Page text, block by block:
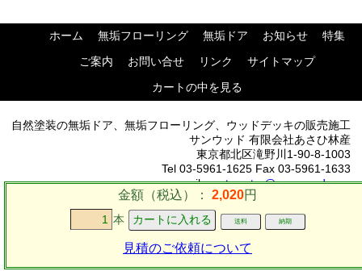
金額（税込）： 2,020円
本 送料 納期
見積のご依頼について
ホーム 無垢フローリング 無垢ドア お知らせ
特集
ご案内
お問い合せ リンク
サイトマップ
カートの中を見る
自然塗装の無垢ドア、無垢フローリング、ウッドデッキの販売施工
サンウッド 有限会社あさひ林産
東京都北区滝野川1-90-8-1003
Tel 03-5961-1625 Fax 03-5961-1633
mail:postmaster@sun-wood.com